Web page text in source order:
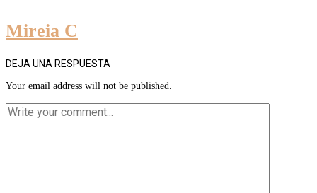
Mireia C
DEJA UNA RESPUESTA
Your email address will not be published.